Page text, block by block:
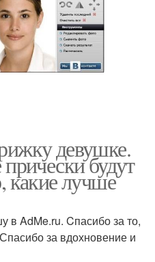
девушке.
будут
какие лучше
AdMe.ru. Cпасибо за то,
за вдохновение и